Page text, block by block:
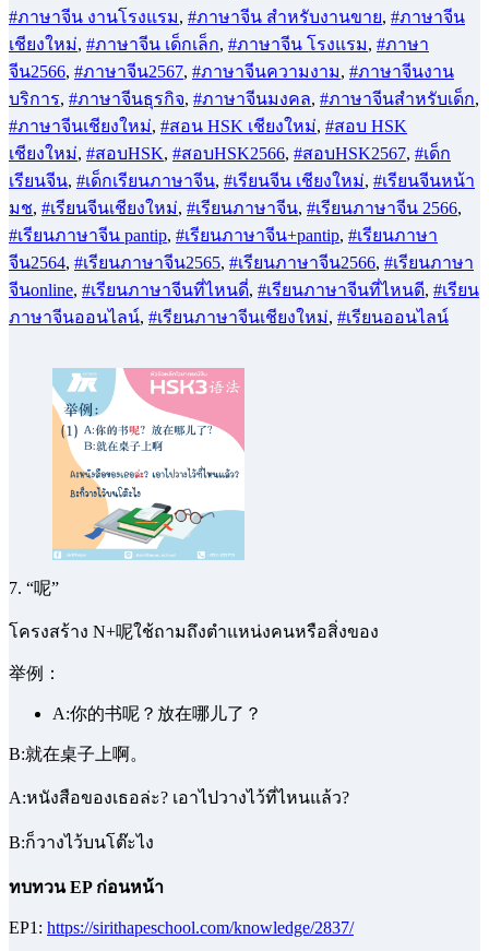
#ภาษาจีน งานโรงแรม, #ภาษาจีน สำหรับงานขาย, #ภาษาจีน
เชียงใหม่, #ภาษาจีน เด็กเล็ก, #ภาษาจีน โรงแรม, #ภาษา
จีน2566, #ภาษาจีน2567, #ภาษาจีนความงาม, #ภาษาจีนงาน
บริการ, #ภาษาจีนธุรกิจ, #ภาษาจีนมงคล, #ภาษาจีนสำหรับเด็ก,
#ภาษาจีนเชียงใหม่, #สอน HSK เชียงใหม่, #สอบ HSK
เชียงใหม่, #สอบHSK, #สอบHSK2566, #สอบHSK2567, #เด็ก
เรียนจีน, #เด็กเรียนภาษาจีน, #เรียนจีน เชียงใหม่, #เรียนจีนหน้า
มช, #เรียนจีนเชียงใหม่, #เรียนภาษาจีน, #เรียนภาษาจีน 2566,
#เรียนภาษาจีน pantip, #เรียนภาษาจีน+pantip, #เรียนภาษา
จีน2564, #เรียนภาษาจีน2565, #เรียนภาษาจีน2566, #เรียนภาษา
จีนonline, #เรียนภาษาจีนที่ไหนดี่, #เรียนภาษาจีนที่ไหนดี, #เรียน
ภาษาจีนออนไลน์, #เรียนภาษาจีนเชียงใหม่, #เรียนออนไลน์
7. “呢”
โครงสร้าง N+呢ใช้ถามถึงตำแหน่งคนหรือสิ่งของ
举例：
A:你的书呢？放在哪儿了？
B:就在桌子上啊。
A:หนังสือของเธอล่ะ? เอาไปวางไว้ที่ไหนแล้ว?
B:ก็วางไว้บนโต๊ะไง
ทบทวน EP ก่อนหน้า
EP1: https://sirithapeschool.com/knowledge/2837/